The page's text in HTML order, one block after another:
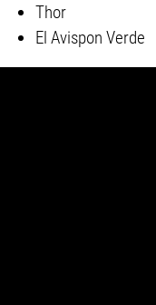
Thor
El Avispon Verde